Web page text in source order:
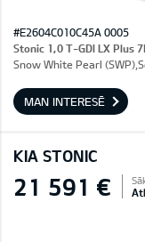
#E2604C010C45A 0005
Stonic 1,0 T-GDI LX Plus
Snow White Pearl
MAN INTERESĒ
KIA STONIC
21 591 €